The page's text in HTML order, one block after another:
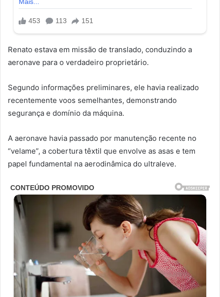
Renato estava em missão de translado, conduzindo a
aeronave para o verdadeiro proprietário.
Segundo informações preliminares, ele havia realizado
recentemente voos semelhantes, demonstrando
segurança e domínio da máquina.
A aeronave havia passado por manutenção recente no
“velame”, a cobertura têxtil que envolve as asas e tem
papel fundamental na aerodinâmica do ultraleve.